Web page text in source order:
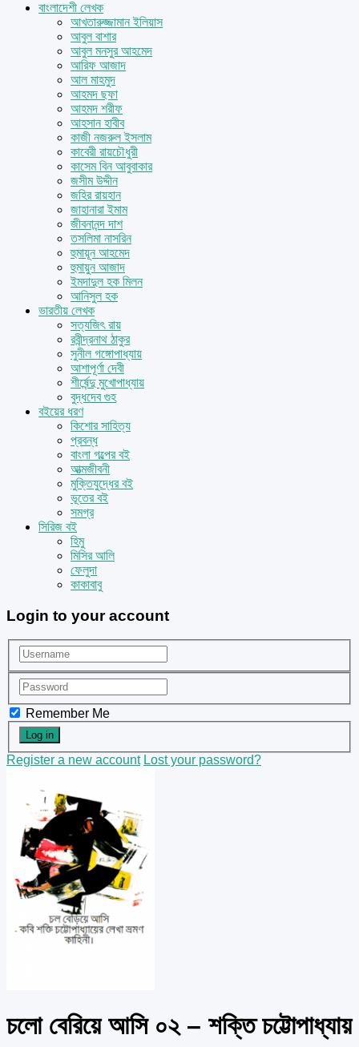
বাংলাদেশী লেখক
আখতারুজ্জামান ইলিয়াস
আবুল বাশার
আবুল মনসুর আহমেদ
আরিফ আজাদ
আল মাহমুদ
আহমদ ছফা
আহমদ শরীফ
আহসান হাবীব
কাজী নজরুল ইসলাম
কাবেরী রায়চৌধুরী
কাসেম বিন আবুবাকার
জসীম উদ্দীন
জহির রায়হান
জাহানারা ইমাম
জীবনানন্দ দাশ
তসলিমা নাসরিন
হুমায়ূন আহমেদ
হুমায়ুন আজাদ
ইমদাদুল হক মিলন
আনিসুল হক
ভারতীয় লেখক
সত্যজিৎ রায়
রবীন্দ্রনাথ ঠাকুর
সুনীল গঙ্গোপাধ্যায়
আশাপূর্ণা দেবী
শীর্ষেন্দু মুখোপাধ্যায়
বুদ্ধদেব গুহ
বইয়ের ধরণ
কিশোর সাহিত্য
প্রবন্ধ
বাংলা গল্পের বই
আত্মজীবনী
মুক্তিযুদ্ধের বই
ভূতের বই
সমগ্র
সিরিজ বই
হিমু
মিসির আলি
ফেলুদা
কাকাবাবু
Login to your account
Remember Me
Register a new account Lost your password?
চলো বেরিয়ে আসি ০২ – শক্তি চট্টোপাধ্যায়